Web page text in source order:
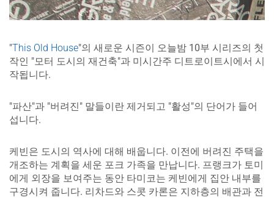
"This Old House"의 새로운 시즌이 오늘밤 10부 시리즈의 첫
작인 "모터 도시의 재건축"과 미시간주 디트로이트시에서 시
작됩니다.
"파산"과 "버려진" 말들이란 제거되고 "활성"의 단어가 들어
섭니다.
케빈은 도시의 역사에 대해 배웁니다. 이전에 버려진 주택을
개조하는 계획을 세운 포크 가족을 만납니다. 프랭크가 토미
에게 외장을 보여주는 동안 타미코는 케빈에게 집안 내부를
구경시켜 줍니다. 리차드와 스콧 카론은 지하층의 배관과 전